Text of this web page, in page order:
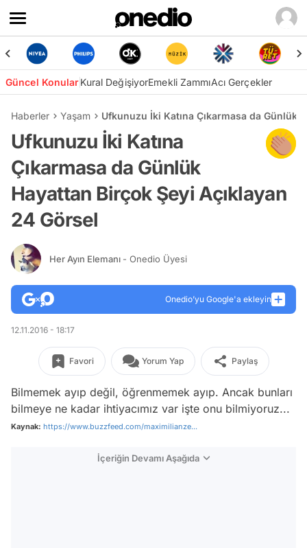
Güncel KonularKural DeğişiyorEmekli ZammıAcı Gerçekler
Haberler Yaşam Ufkunuzu İki Katına Çıkarmasa da Günlük
Ufkunuzu İki Katına
Çıkarmasa da Günlük
Hayattan Birçok Şeyi Açıklayan
24 Görsel
Her Ayın Elemanı - Onedio Üyesi
Onedio’yu Google'a ekleyin
12.11.2016 - 18:17
Favori Yorum Yap Paylaş
Bilmemek ayıp değil, öğrenmemek ayıp. Ancak bunları
bilmeye ne kadar ihtiyacımız var işte onu bilmiyoruz...
Kaynak: https://www.buzzfeed.com/maximilianze...
İçeriğin Devamı Aşağıda